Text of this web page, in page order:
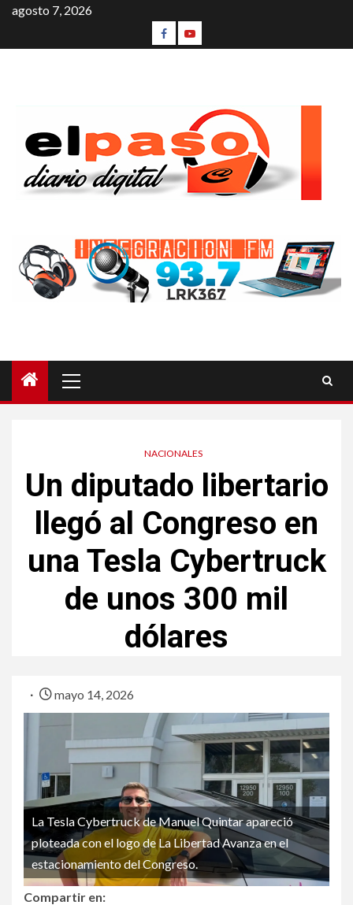
agosto 7, 2026
NACIONALES
Un diputado libertario
llegó al Congreso en
una Tesla Cybertruck
de unos 300 mil
dólares
mayo 14, 2026
La Tesla Cybertruck de Manuel Quintar apareció
ploteada con el logo de La Libertad Avanza en el
estacionamiento del Congreso.
Compartir en: